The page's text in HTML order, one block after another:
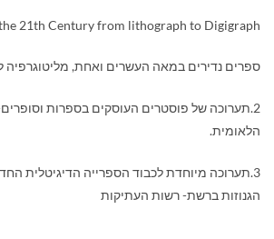
21th Century from lithograph to Digigraph
ספרים נדירים במאה העשרים ואחת, מליטוגרפיה
2.תערוכה של פוסטרים העוסקים בספרות
הלאומית.
3.תערוכה מיוחדת לכבוד הספרייה הדיגיטלית
הגנוזות ברשת- רשות העתיקות